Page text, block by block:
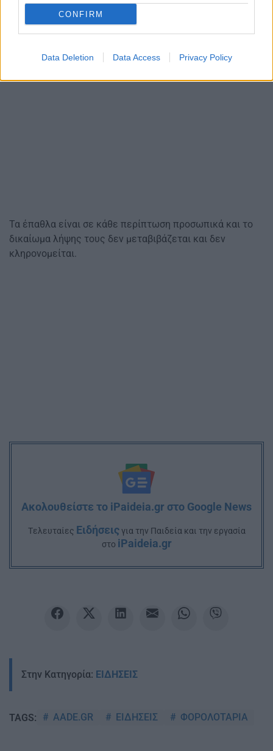
CONFIRM
Data Deletion Data Access Privacy Policy
Τα έπαθλα είναι σε κάθε περίπτωση προσωπικά και το
δικαίωμα λήψης τους δεν μεταβιβάζεται και δεν
κληρονομείται.
Ακολουθείστε το iPaideia.gr στο Google News
Tελευταίες Ειδήσειςγια την Παιδεία και την εργασία
στο iPaideia.gr
Στην Κατηγορία: ΕΙΔΗΣΕΙΣ
TAGS: AADE.GR ΕΙΔΗΣΕΙΣ ΦΟΡΟΛΟΤΑΡΙΑ